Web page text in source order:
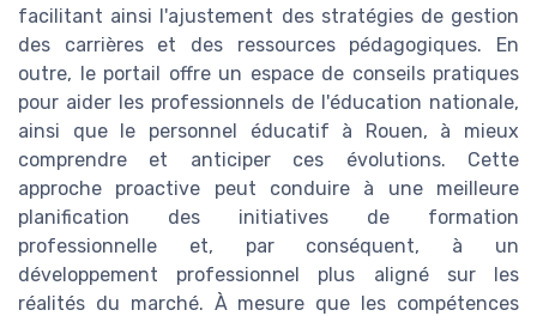
facilitant ainsi l'ajustement des stratégies de gestion
des carrières et des ressources pédagogiques. En
outre, le portail offre un espace de conseils pratiques
pour aider les professionnels de l'éducation nationale,
ainsi que le personnel éducatif à Rouen, à mieux
comprendre et anticiper ces évolutions. Cette
approche proactive peut conduire à une meilleure
planification des initiatives de formation
professionnelle et, par conséquent, à un
développement professionnel plus aligné sur les
réalités du marché. À mesure que les compétences